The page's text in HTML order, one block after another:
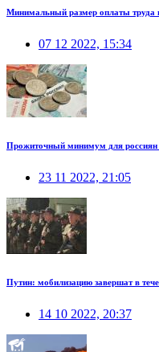
Минимальный размер оплаты труда
07 12 2022, 15:34
Прожиточный минимум для россиян
23 11 2022, 21:05
Путин: мобилизацию завершат в
14 10 2022, 20:37